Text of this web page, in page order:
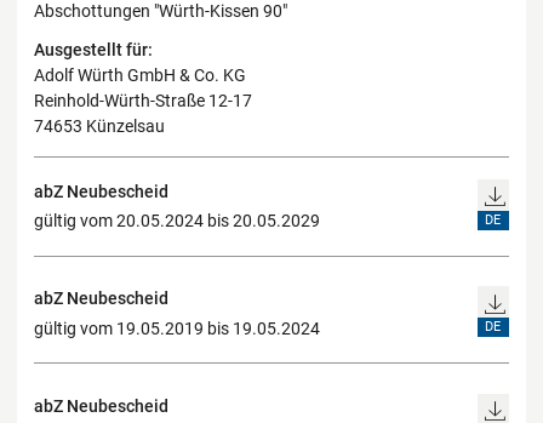
Abschottungen "Würth-Kissen 90"
Ausgestellt für:
Adolf Würth GmbH & Co. KG
Reinhold-Würth-Straße 12-17
74653 Künzelsau
abZ Neubescheid
gültig vom 20.05.2024 bis 20.05.2029
DE
abZ Neubescheid
gültig vom 19.05.2019 bis 19.05.2024
DE
abZ Neubescheid